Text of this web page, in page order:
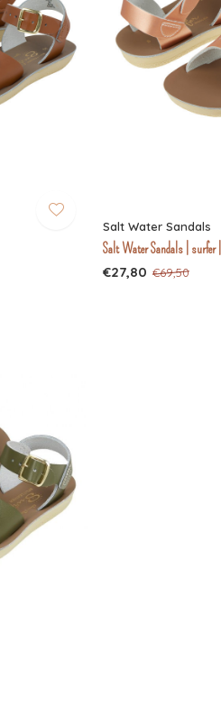
Salt Water Sandals
Salt Water Sandals | surfer
€27,80 €69,50